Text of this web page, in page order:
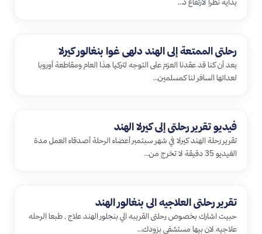
رحلتي الممتعة إلى الهند دلهي غوا بنغالور كيرلا
بعد أن كنا قد عقدنا العزم على التوجه لتركيا هذا العام ومقاطعة أوروبا
لعدائها السافر لنا كمسلمين…
فيديو تقرير رحلتي إلى كيرلا الهند
تقرير رحلة الهند كيرلا في شهر سبتمبر أعضاء الرحلة أصدقاء العمل مدة
الفيديو 35 دقيقة لا تخرج من…
تقرير رحلتى العلاجيه الي بنغالور الهند
حبيت اشارك بخصوص رحلتى القريبه الي بنجلور الهند علاج , طبعا الرحله
علاجيه لان بيها مستشفي بزودك…